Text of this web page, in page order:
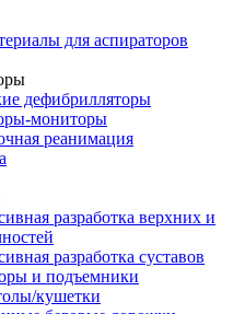
для аспираторов
дефибрилляторы
мониторы
реанимация
разработка верхних и
разработка суставов
и подъемники
кушетки